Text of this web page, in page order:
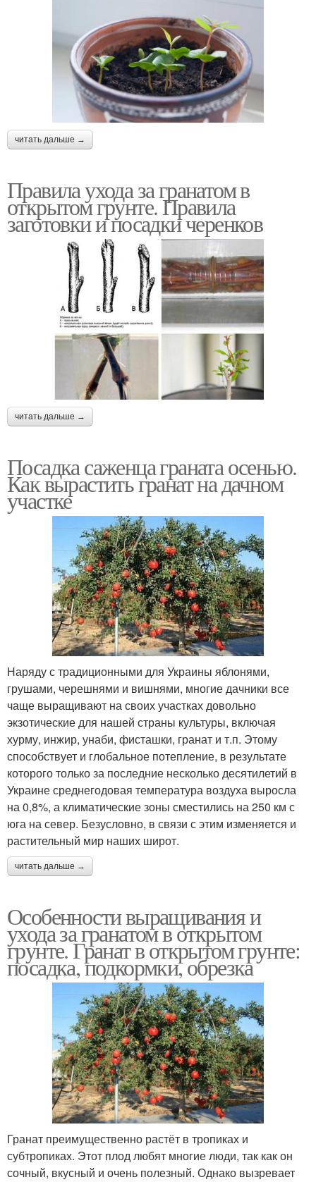
читать дальше →
Правила ухода за гранатом в
открытом грунте. Правила
заготовки и посадки черенков
читать дальше →
Посадка саженца граната осенью.
Как вырастить гранат на дачном
участке
Наряду с традиционными для Украины яблонями,
грушами, черешнями и вишнями, многие дачники все
чаще выращивают на своих участках довольно
экзотические для нашей страны культуры, включая
хурму, инжир, унаби, фисташки, гранат и т.п. Этому
способствует и глобальное потепление, в результате
которого только за последние несколько десятилетий в
Украине среднегодовая температура воздуха выросла
на 0,8%, а климатические зоны сместились на 250 км с
юга на север. Безусловно, в связи с этим изменяется и
растительный мир наших широт.
читать дальше →
Особенности выращивания и
ухода за гранатом в открытом
грунте. Гранат в открытом грунте:
посадка, подкормки, обрезка
Гранат преимущественно растёт в тропиках и
субтропиках. Этот плод любят многие люди, так как он
сочный, вкусный и очень полезный. Однако вызревает